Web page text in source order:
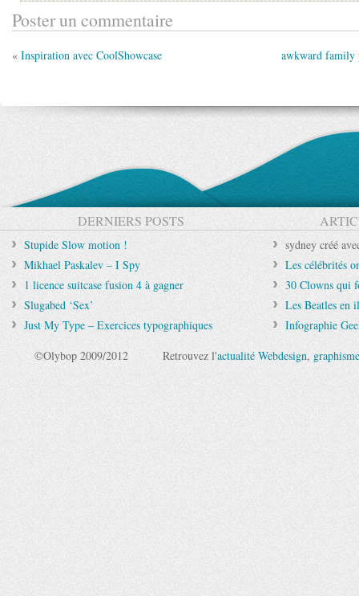
Poster un commentaire
« Inspiration avec CoolShowcase awkward family
DERNIERS POSTS
Stupide Slow motion !
Mikhael Paskalev – I Spy
1 licence suitcase fusion 4 à gagner
Slugabed ‘Sex’
Just My Type – Exercices typographiques
sydney créé
Les célébrités
30 Clowns qui
Les Beatles en
Infographie
©Olybop 2009/2012
Retrouvez l'actualité Webdesign, graphisme